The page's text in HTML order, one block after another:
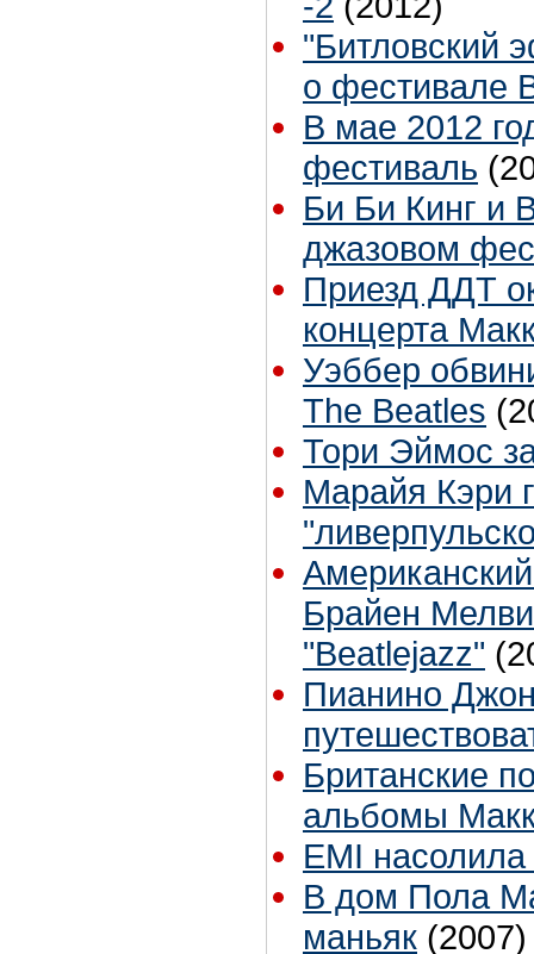
"Битловский
о фестивале
В мае 2012
фестиваль
Би Би Кинг и
джазовом
Приезд ДДТ
концерта
Уэббер
The Beatles
Тори Эймос
Марайя Кэри
Брайен
"Beatlejazz"
Пианино
Британские
альбомы
EMI
В дом Пола
маньяк (2007)